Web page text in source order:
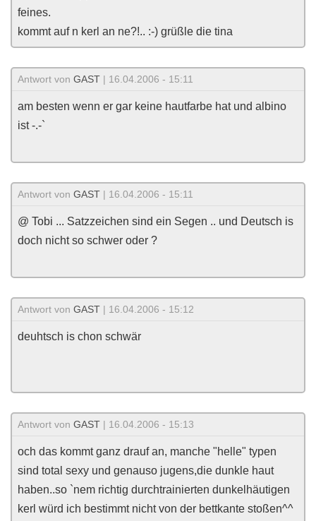
feines.
kommt auf n kerl an ne?!.. :-) grüßle die tina
Antwort von GAST | 16.04.2006 - 15:11
am besten wenn er gar keine hautfarbe hat und albino
ist -.-`
Antwort von GAST | 16.04.2006 - 15:11
@ Tobi ... Satzzeichen sind ein Segen .. und Deutsch is
doch nicht so schwer oder ?
Antwort von GAST | 16.04.2006 - 15:12
deuhtsch is chon schwär
Antwort von GAST | 16.04.2006 - 15:13
och das kommt ganz drauf an, manche "helle" typen
sind total sexy und genauso jugens,die dunkle haut
haben..so `nem richtig durchtrainierten dunkelhäutigen
kerl würd ich bestimmt nicht von der bettkante stoßen^^